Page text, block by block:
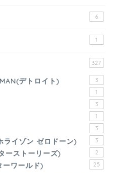
6
1
327
デトロイト) 3
1
3
1
3
イゾン ゼロドーン) 3
ーストーリーズ) 2
ーワールド) 25